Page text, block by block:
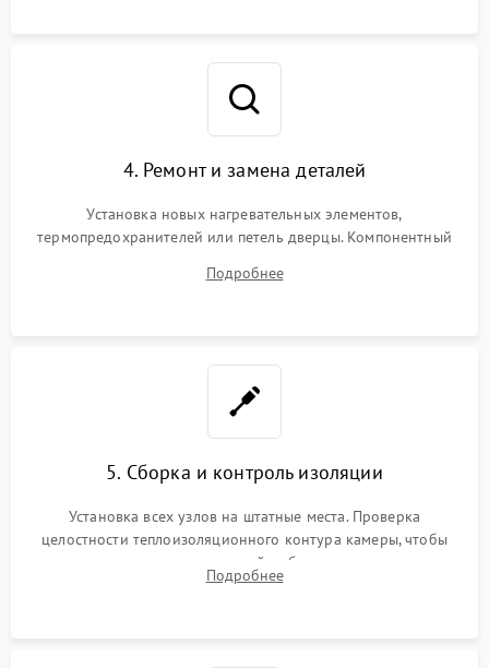
4. Ремонт и замена деталей
Установка новых нагревательных элементов,
термопредохранителей или петель дверцы. Компонентный
выгоревших реле, восстановление контактов и замена
Подробнее
5. Сборка и контроль изоляции
Установка всех узлов на штатные места. Проверка
целостности теплоизоляционного контура камеры, чтобы
исключить перегрев кухонной мебели и потерю тепла.
Надежная фиксация клемм и сборка корпуса шкафа.
Подробнее